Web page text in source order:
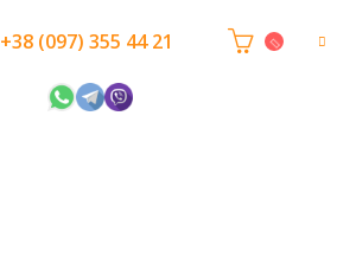
+38 (097) 355 44 21